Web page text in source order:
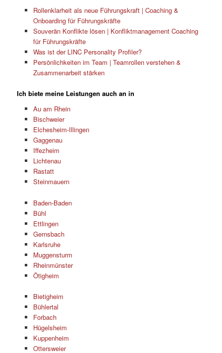
Rollenklarheit als neue Führungskraft | Coaching &
Onboarding für Führungskräfte
Souverän Konflikte lösen | Konfliktmanagement Coaching
für Führungskräfte
Was ist der LINC Personality Profiler?
Persönlichkeiten im Team | Teamrollen verstehen &
Zusammenarbeit stärken
Ich biete meine Leistungen auch an in
Au am Rhein
Bischweier
Elchesheim-Illingen
Gaggenau
Iffezheim
Lichtenau
Rastatt
Steinmauern
Baden-Baden
Bühl
Ettlingen
Gernsbach
Karlsruhe
Muggensturm
Rheinmünster
Ötigheim
Bietigheim
Bühlertal
Forbach
Hügelsheim
Kuppenheim
Ottersweier